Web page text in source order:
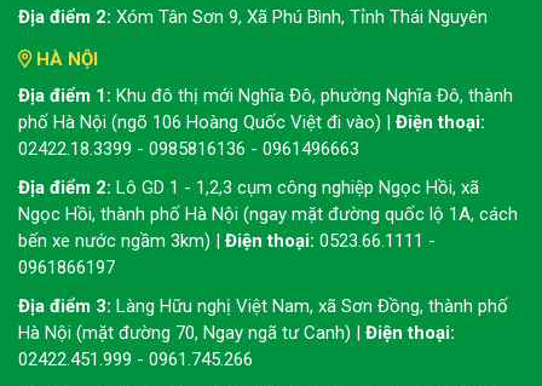
Địa điểm 2: Xóm Tân Sơn 9, Xã Phú Bình, Tỉnh Thái Nguyên
HÀ NỘI
Địa điểm 1: Khu đô thị mới Nghĩa Đô, phường Nghĩa Đô, thành
phố Hà Nội (ngõ 106 Hoàng Quốc Việt đi vào) | Điện thoại:
02422.18.3399 - 0985816136 - 0961496663
Địa điểm 2: Lô GD 1 - 1,2,3 cụm công nghiệp Ngọc Hồi, xã
Ngọc Hồi, thành phố Hà Nội (ngay mặt đường quốc lộ 1A, cách
bến xe nước ngầm 3km) | Điện thoại: 0523.66.1111 -
0961866197
Địa điểm 3: Làng Hữu nghị Việt Nam, xã Sơn Đồng, thành phố
Hà Nội (mặt đường 70, Ngay ngã tư Canh) | Điện thoại:
02422.451.999 - 0961.745.266